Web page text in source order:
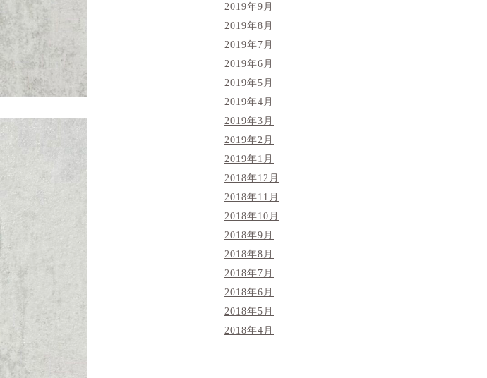
2019年9月
2019年8月
2019年7月
2019年6月
2019年5月
2019年4月
2019年3月
2019年2月
2019年1月
2018年12月
2018年11月
2018年10月
2018年9月
2018年8月
2018年7月
2018年6月
2018年5月
2018年4月